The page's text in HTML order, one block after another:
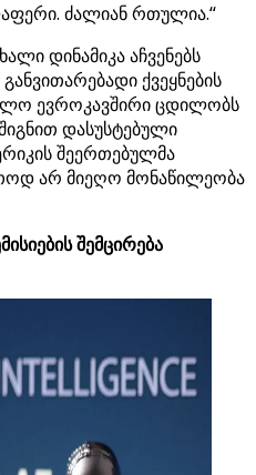
ძალიან რთულია.“
დინამიკა აჩვენებს
ქვეყნების
ევროკავშირი ცდილობს
დასუსტებული
შეერთებულმა
არ მიეღო მონაწილეობა
შემცირება